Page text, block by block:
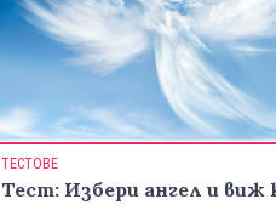
ТЕСТОВЕ
Тест: Избери ангел и виж